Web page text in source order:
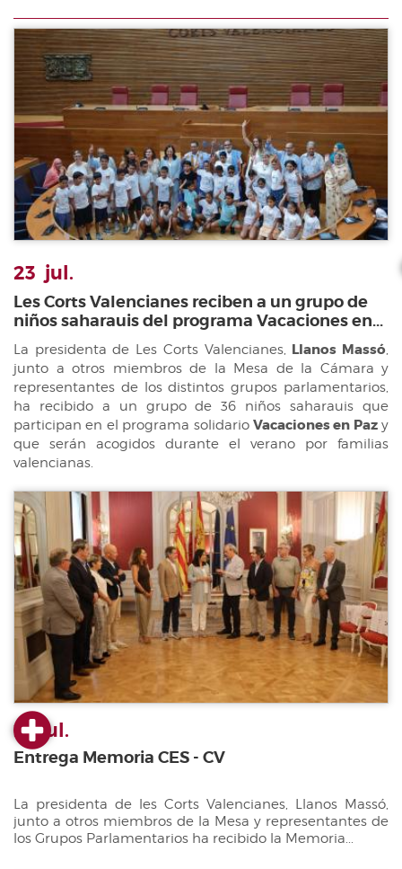
23 jul.
Les Corts Valencianes reciben a un grupo de
niños saharauis del programa Vacaciones en...
La presidenta de Les Corts Valencianes, Llanos Massó,
junto a otros miembros de la Mesa de la Cámara y
representantes de los distintos grupos parlamentarios,
ha recibido a un grupo de 36 niños saharauis que
participan en el programa solidario Vacaciones en Pazy
que serán acogidos durante el verano por familias
valencianas.
23 jul.
Entrega Memoria CES - CV
La presidenta de les Corts Valencianes, Llanos Massó,
junto a otros miembros de la Mesa y representantes de
los Grupos Parlamentarios ha recibido la Memoria...